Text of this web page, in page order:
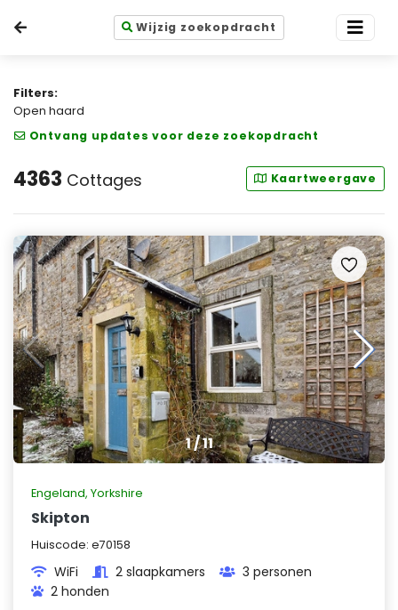
Wijzig zoekopdracht
Filters:
Open haard
Ontvang updates voor deze zoekopdracht
Kaartweergave
4363 Cottages
1/11
Engeland, Yorkshire
Skipton
Huiscode: e70158
WiFi 2 slaapkamers
3 personen
2 honden